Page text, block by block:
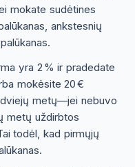
mokate sudėtines
ankstesnių
yra 2 % ir pradedate
mokėsite 20 €
metų—jei nebuvo
metų uždirbtos
todėl, kad pirmųjų